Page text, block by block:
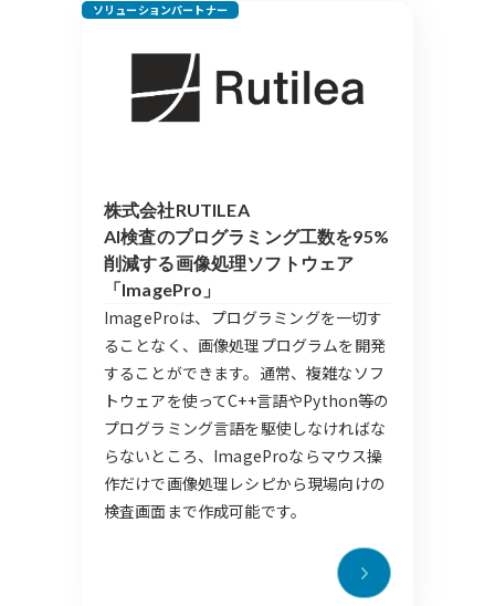
ソリューションパートナー
株式会社RUTILEA
AI検査のプログラミング工数を95%
削減する画像処理ソフトウェア
「ImagePro」
ImageProは、プログラミングを一切す
ることなく、画像処理プログラムを開発
することができます。通常、複雑なソフ
トウェアを使ってC++言語やPython等の
プログラミング言語を駆使しなければな
らないところ、ImageProならマウス操
作だけで画像処理レシピから現場向けの
検査画面まで作成可能です。​